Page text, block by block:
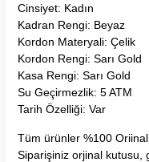
Cinsiyet: Kadın
Kadran Rengi: Beyaz
Kordon Materyali: Çelik
Kordon Rengi: Sarı Gold
Kasa Rengi: Sarı Gold
Su Geçirmezlik: 5 ATM
Tarih Özelliği: Var
Tüm ürünler %100
Siparişiniz orjinal kutusu,